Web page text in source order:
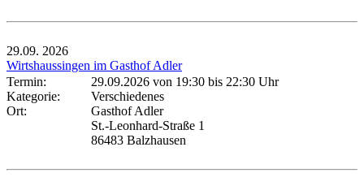
29.09. 2026
Wirtshaussingen im Gasthof Adler
Termin:
29.09.2026 von 19:30 bis 22:30 Uhr
Kategorie:
Verschiedenes
Ort:
Gasthof Adler
St.-Leonhard-Straße 1
86483 Balzhausen